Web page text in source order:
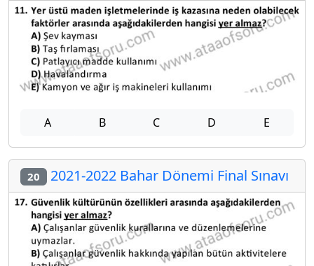
A B C D E
20 2021-2022 Bahar Dönemi Final Sınavı